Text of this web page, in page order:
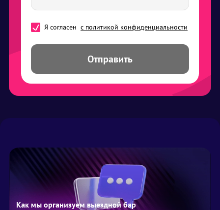
Я согласен с политикой конфиденциальности
Отправить
Как мы организуем выездной бар